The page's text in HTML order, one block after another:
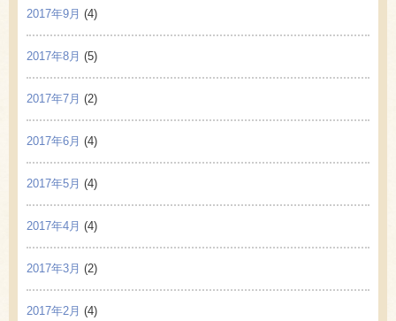
2017年9月 (4)
2017年8月 (5)
2017年7月 (2)
2017年6月 (4)
2017年5月 (4)
2017年4月 (4)
2017年3月 (2)
2017年2月 (4)